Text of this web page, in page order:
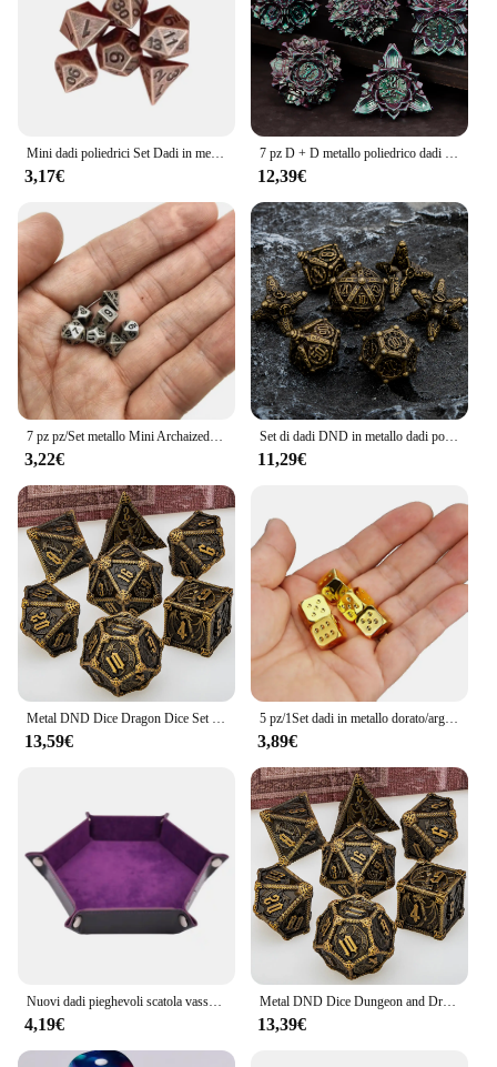
3,17€ 12,39€
3,22€
Set di dadi DND in metallo dadi poliedrici D & D per Dungeon e Dragon D e D Set di dadi RPG giochi di ruolo D20 D12 D10 D8 D6 D4
11,29€
Metal DND Dice Dragon Dice Set Dungeon and Dragon D & D Polyhedral Dice RPG D e D giochi di ruolo D20 D12 D10 D8 D6
13,59€
5 pz/1Set dadi in metallo dorato/argento/bronzo divertente gioco dadi gioco da tavolo a sei lati Decider Acessorios 13mm
3,89€
Nuovi dadi pieghevoli scatola vassoio esagonale scatola portaoggetti da tavolo in pelle PU pieghevole esagonale moneta vassoio quadrato dadi gioco 6 stili
4,19€
Metal DND Dice Dungeon and Dragon D & D Polyhedral Dice RPG D and D Dragon Dice Set giochi di ruolo D20 D12 D10 D8 D6
13,39€